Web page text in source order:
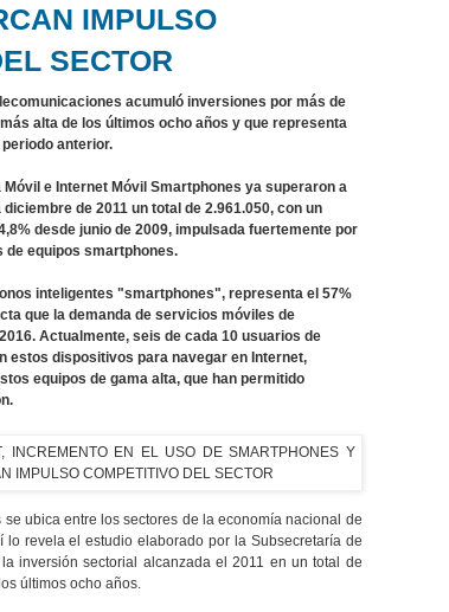
IMPULSO
SECTOR
acumuló inversiones por más de
alta de los últimos ocho años y que representa
anterior.
e Internet Móvil Smartphones ya superaron a
de 2011 un total de 2.961.050, con un
desde junio de 2009, impulsada fuertemente por
de equipos smartphones.
inteligentes "smartphones", representa el 57%
que la demanda de servicios móviles de
Actualmente, seis de cada 10 usuarios de
estos dispositivos para navegar en Internet,
equipos de gama alta, que han permitido
ubica entre los sectores de la economía nacional de
lo revela el estudio elaborado por la Subsecretaría de
inversión sectorial alcanzada el 2011 en un total de
últimos ocho años.